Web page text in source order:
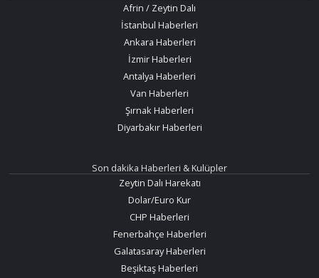
Afrin / Zeytin Dalı
İstanbul Haberleri
Ankara Haberleri
İzmir Haberleri
Antalya Haberleri
Van Haberleri
Şırnak Haberleri
Diyarbakır Haberleri
Son dakika Haberleri & Kulüpler
Zeytin Dalı Harekatı
Dolar/Euro Kur
CHP Haberleri
Fenerbahçe Haberleri
Galatasaray Haberleri
Beşiktaş Haberleri